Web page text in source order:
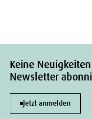
Keine
Newsletter
Jetzt anmelden